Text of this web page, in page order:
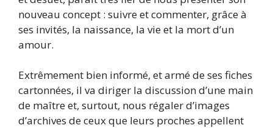
nouveau concept : suivre et commenter, grâce à
ses invités, la naissance, la vie et la mort d’un
amour.
Extrêmement bien informé, et armé de ses fiches
cartonnées, il va diriger la discussion d’une main
de maître et, surtout, nous régaler d’images
d’archives de ceux que leurs proches appellent